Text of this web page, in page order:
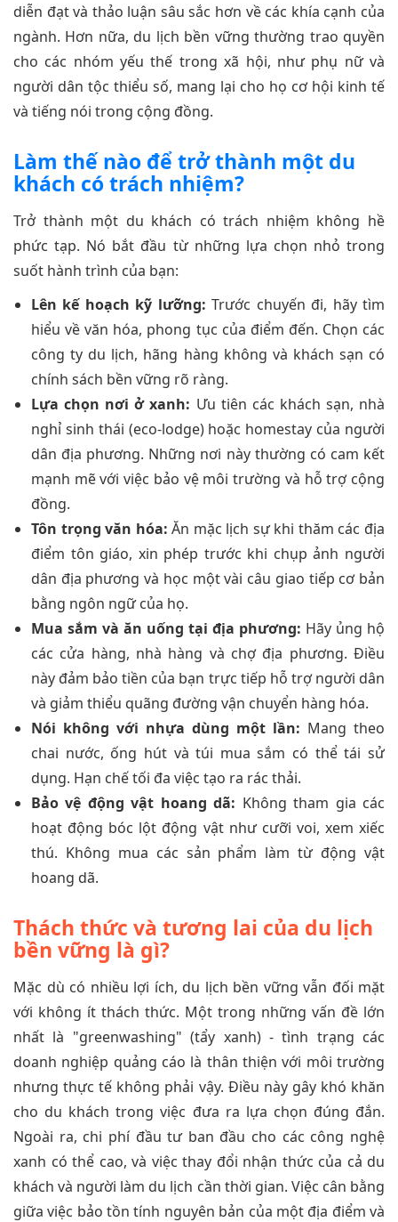
diễn đạt và thảo luận sâu sắc hơn về các khía cạnh của
ngành. Hơn nữa, du lịch bền vững thường trao quyền
cho các nhóm yếu thế trong xã hội, như phụ nữ và
người dân tộc thiểu số, mang lại cho họ cơ hội kinh tế
và tiếng nói trong cộng đồng.
Làm thế nào để trở thành một du
khách có trách nhiệm?
Trở thành một du khách có trách nhiệm không hề
phức tạp. Nó bắt đầu từ những lựa chọn nhỏ trong
suốt hành trình của bạn:
Lên kế hoạch kỹ lưỡng: Trước chuyến đi, hãy tìm
hiểu về văn hóa, phong tục của điểm đến. Chọn các
công ty du lịch, hãng hàng không và khách sạn có
chính sách bền vững rõ ràng.
Lựa chọn nơi ở xanh: Ưu tiên các khách sạn, nhà
nghỉ sinh thái (eco-lodge) hoặc homestay của người
dân địa phương. Những nơi này thường có cam kết
mạnh mẽ với việc bảo vệ môi trường và hỗ trợ cộng
đồng.
Tôn trọng văn hóa: Ăn mặc lịch sự khi thăm các địa
điểm tôn giáo, xin phép trước khi chụp ảnh người
dân địa phương và học một vài câu giao tiếp cơ bản
bằng ngôn ngữ của họ.
Mua sắm và ăn uống tại địa phương: Hãy ủng hộ
các cửa hàng, nhà hàng và chợ địa phương. Điều
này đảm bảo tiền của bạn trực tiếp hỗ trợ người dân
và giảm thiểu quãng đường vận chuyển hàng hóa.
Nói không với nhựa dùng một lần: Mang theo
chai nước, ống hút và túi mua sắm có thể tái sử
dụng. Hạn chế tối đa việc tạo ra rác thải.
Bảo vệ động vật hoang dã: Không tham gia các
hoạt động bóc lột động vật như cưỡi voi, xem xiếc
thú. Không mua các sản phẩm làm từ động vật
hoang dã.
Thách thức và tương lai của du lịch
bền vững là gì?
Mặc dù có nhiều lợi ích, du lịch bền vững vẫn đối mặt
với không ít thách thức. Một trong những vấn đề lớn
nhất là "greenwashing" (tẩy xanh) - tình trạng các
doanh nghiệp quảng cáo là thân thiện với môi trường
nhưng thực tế không phải vậy. Điều này gây khó khăn
cho du khách trong việc đưa ra lựa chọn đúng đắn.
Ngoài ra, chi phí đầu tư ban đầu cho các công nghệ
xanh có thể cao, và việc thay đổi nhận thức của cả du
khách và người làm du lịch cần thời gian. Việc cân bằng
giữa việc bảo tồn tính nguyên bản của một địa điểm và